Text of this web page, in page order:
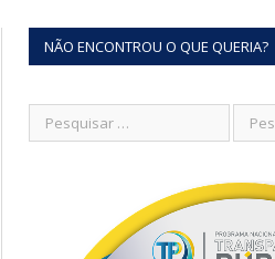
NÃO ENCONTROU O QUE QUERIA?